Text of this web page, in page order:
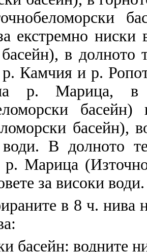
екстремно
в долното
р. Камчия и р.
р. Марица, в
басейн),
В долното
р. Марица
за високи води.
в 8 ч. нива
басейн: водните